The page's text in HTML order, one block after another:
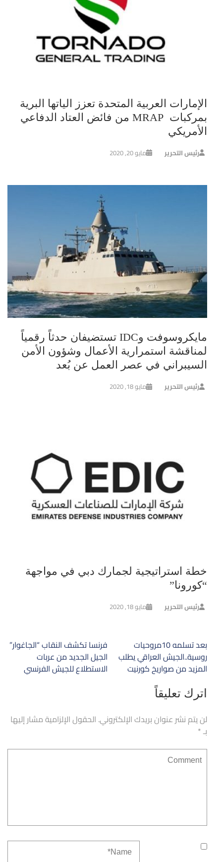
الإمارات العربية المتحدة تعزز الياتها البرية
بمركبات MRAP من فائض العتاد الدفاعي
الأمريكي
رئيس التحرير مايو 20, 2020
مايكروسوفت وIDC تستضيفان حدثاً رقمياً
لمناقشة استمرارية الأعمال وشؤون الأمن
السيبراني في عصر العمل عن بُعد
رئيس التحرير مايو 18, 2020
خطة استراتيجية لجمارك دبي في مواجهة
“كورونا”
رئيس التحرير مايو 18, 2020
تصفّح
المقالات
فرنسا تكشف النقاب “الجاغوار”
الجيل الجديد من عربات
الاستطلاع للجيش الفرنسي
بعد تسلمه 10مروحيات
روسية..الجيش العراقي يطلب
المزيد من صواريخ كورنيت
اترك تعليقاً
لن يتم نشر عنوان بريدك الإلكتروني. الحقول الإلزامية مشار إليها
بـ*